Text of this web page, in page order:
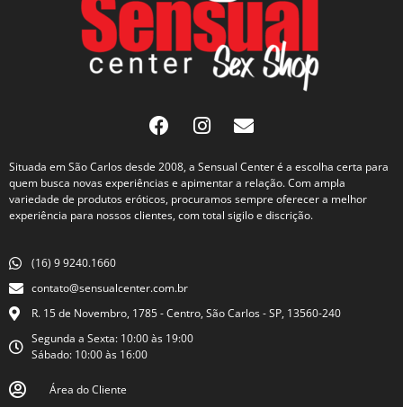
Situada em São Carlos desde 2008, a Sensual Center é a escolha certa para
quem busca novas experiências e apimentar a relação. Com ampla
variedade de produtos eróticos, procuramos sempre oferecer a melhor
experiência para nossos clientes, com total sigilo e discrição.
(16) 9 9240.1660
contato@sensualcenter.com.br
R. 15 de Novembro, 1785 - Centro, São Carlos - SP, 13560-240
Segunda a Sexta: 10:00 às 19:00
Sábado: 10:00 às 16:00
Área do Cliente